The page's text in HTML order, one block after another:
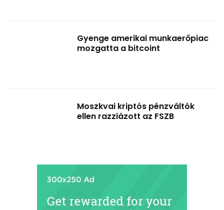
Gyenge amerikai munkaerőpiac
mozgatta a bitcoint
Moszkvai kriptós pénzváltók
ellen razziázott az FSZB